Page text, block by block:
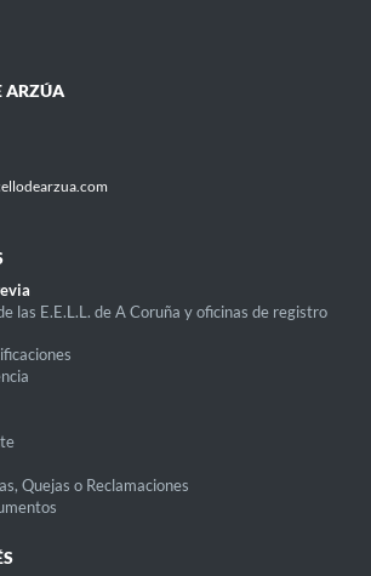
ARZÚA
las E.E.L.L. de A Coruña y oficinas de registro
Quejas o Reclamaciones